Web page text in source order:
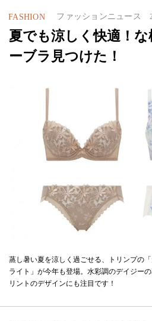
FASHION ファッションニュース
夏でも涼しく快適！
ーブラ見つけた！
蒸し暑い夏を涼しく過ごせる、トリンプの
ライト」が今年も登場。水彩調のデイジー
リントのデザインにも注目です！